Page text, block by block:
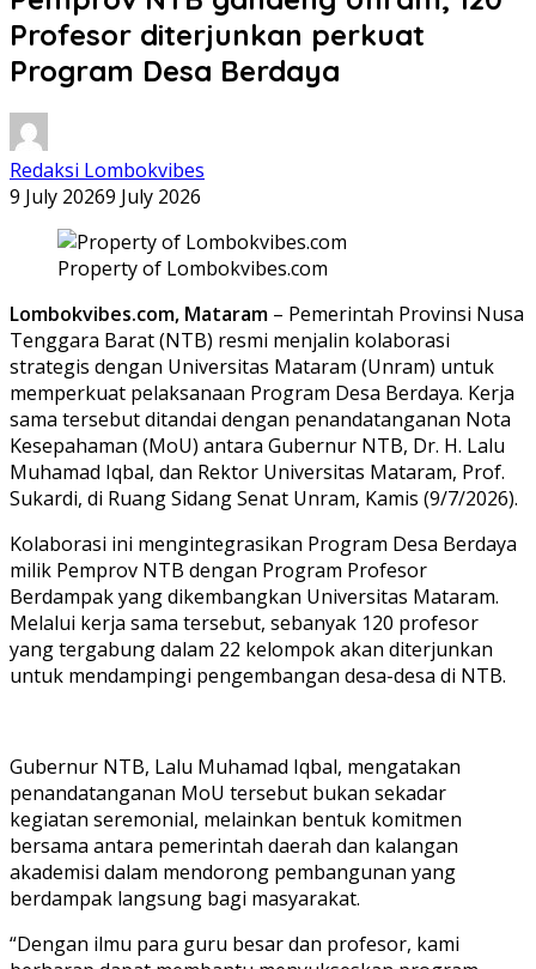
Profesor diterjunkan perkuat
Program Desa Berdaya
Redaksi Lombokvibes
9 July 20269 July 2026
Property of Lombokvibes.com
Lombokvibes.com, Mataram – Pemerintah Provinsi Nusa
Tenggara Barat (NTB) resmi menjalin kolaborasi
strategis dengan Universitas Mataram (Unram) untuk
memperkuat pelaksanaan Program Desa Berdaya. Kerja
sama tersebut ditandai dengan penandatanganan Nota
Kesepahaman (MoU) antara Gubernur NTB, Dr. H. Lalu
Muhamad Iqbal, dan Rektor Universitas Mataram, Prof.
Sukardi, di Ruang Sidang Senat Unram, Kamis (9/7/2026).
Kolaborasi ini mengintegrasikan Program Desa Berdaya
milik Pemprov NTB dengan Program Profesor
Berdampak yang dikembangkan Universitas Mataram.
Melalui kerja sama tersebut, sebanyak 120 profesor
yang tergabung dalam 22 kelompok akan diterjunkan
untuk mendampingi pengembangan desa-desa di NTB.
Gubernur NTB, Lalu Muhamad Iqbal, mengatakan
penandatanganan MoU tersebut bukan sekadar
kegiatan seremonial, melainkan bentuk komitmen
bersama antara pemerintah daerah dan kalangan
akademisi dalam mendorong pembangunan yang
berdampak langsung bagi masyarakat.
“Dengan ilmu para guru besar dan profesor, kami